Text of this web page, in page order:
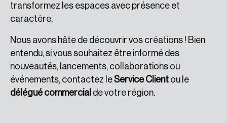
transformez les espaces avec présence et
caractère.
Nous avons hâte de découvrir vos créations ! Bien
entendu, si vous souhaitez être informé des
nouveautés, lancements, collaborations ou
événements, contactez leService Client ou le
délégué commercial de votre région.